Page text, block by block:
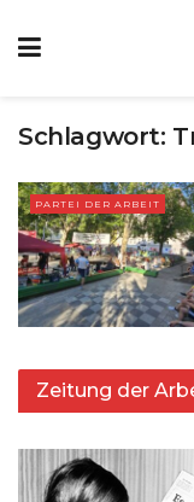
Schlagwort:
PARTEI DER ARBEIT
Zeitung der